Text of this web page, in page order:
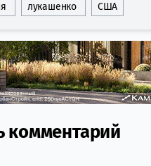
лукашенко США
section
комментарий